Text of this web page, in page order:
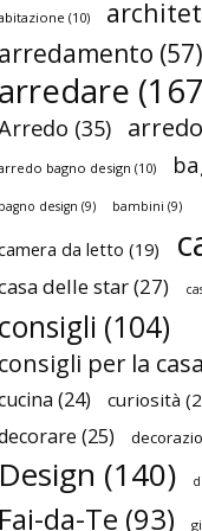
(10)
(57)
(35)
bagno design (10)
design (9) bambini (9)
da letto (19)
delle star(27)
(104)
per la casa
(24) curiosità
(25)
(140)
da-Te (93)